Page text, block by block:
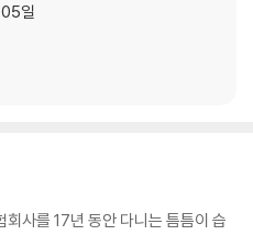
일
사를 17년 동안 다니는 틈틈이 습